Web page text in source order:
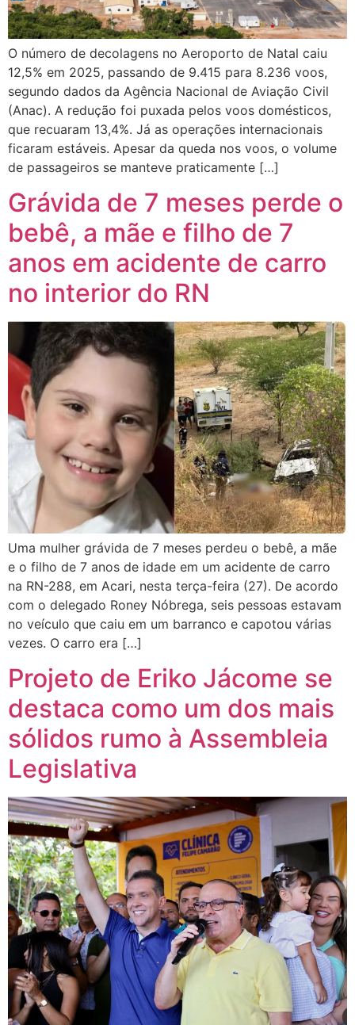
O número de decolagens no Aeroporto de Natal caiu
12,5% em 2025, passando de 9.415 para 8.236 voos,
segundo dados da Agência Nacional de Aviação Civil
(Anac). A redução foi puxada pelos voos domésticos,
que recuaram 13,4%. Já as operações internacionais
ficaram estáveis. Apesar da queda nos voos, o volume
de passageiros se manteve praticamente […]
Grávida de 7 meses perde o
bebê, a mãe e filho de 7
anos em acidente de carro
no interior do RN
Uma mulher grávida de 7 meses perdeu o bebê, a mãe
e o filho de 7 anos de idade em um acidente de carro
na RN-288, em Acari, nesta terça-feira (27). De acordo
com o delegado Roney Nóbrega, seis pessoas estavam
no veículo que caiu em um barranco e capotou várias
vezes. O carro era […]
Projeto de Eriko Jácome se
destaca como um dos mais
sólidos rumo à Assembleia
Legislativa